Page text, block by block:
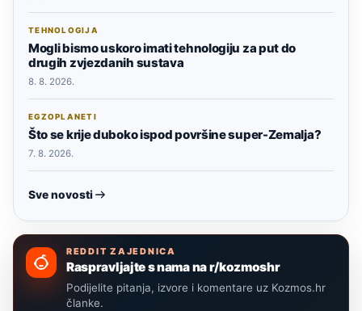
TEHNOLOGIJA
Mogli bismo uskoro imati tehnologiju za put do
drugih zvjezdanih sustava
8. 8. 2026.
EGZOPLANETI
Što se krije duboko ispod površine super-Zemalja?
7. 8. 2026.
Sve novosti
REDDIT ZAJEDNICA
Raspravljajte s nama na r/kozmoshr
Podijelite pitanja, izvore i komentare uz Kozmos.hr
članke.